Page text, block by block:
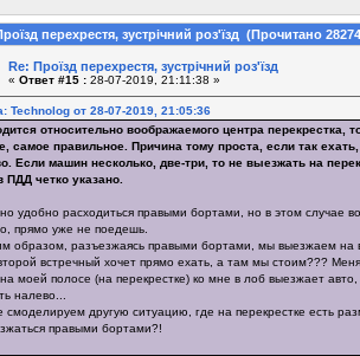
перехрестя, зустрічний роз'їзд (Прочитано
Re: Проїзд перехрестя, зустрічний роз'їзд
« Ответ #15 : 28-07-2019, 21:11:38 »
Technolog от 28-07-2019, 21:05:36
относительно воображаемого центра перекрестка,
самое правильное. Причина тому проста, если так
Если машин несколько, две-три, то не выезжать на
ПДД четко указано.
удобно расходиться правыми бортами, но в этом случае
прямо уже не поедешь.
образом, разъезжаясь правыми бортами, мы выезжаем на
встречный хочет прямо ехать, а там мы стоим???
на моей полосе (на перекрестке) ко мне в лоб выезжает
налево...
смоделируем другую ситуацию, где на перекрестке есть
правыми бортами?!